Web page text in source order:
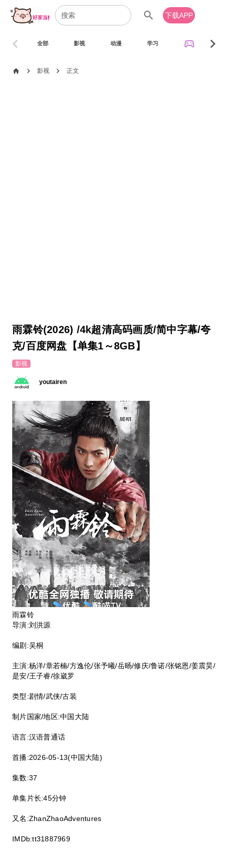
search 下载APP
全部 影视 动漫 学习 sports_esports
chevron_left chevron_right
home chevron_right 影视 chevron_right 正文
雨霖铃(2026) /4k超清高码画质/简中字幕/夸
克/百度网盘【单集1～8GB】
影视
youtairen
雨霖铃
导演:刘洪源
编剧:吴桐
主演:杨洋/章若楠/方逸伦/张予曦/岳旸/修庆/鲁诺/张铭恩/姜震昊/
是安/王子睿/徐崴罗
类型:剧情/武侠/古装
制片国家/地区:中国大陆
语言:汉语普通话
首播:2026-05-13(中国大陆)
集数:37
单集片长:45分钟
又名:ZhanZhaoAdventures
IMDb:tt31887969